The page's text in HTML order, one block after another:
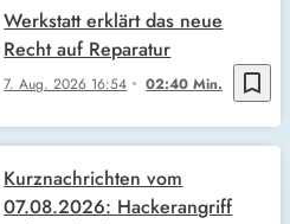
bookmark_border
7. Aug. 2026 16:54 02:40 Min.
Werkstatt erklärt das neue
Recht auf Reparatur
Kurznachrichten vom
07.08.2026: Hackerangriff